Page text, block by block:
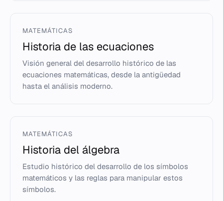
MATEMÁTICAS
Historia de las ecuaciones
Visión general del desarrollo histórico de las
ecuaciones matemáticas, desde la antigüedad
hasta el análisis moderno.
MATEMÁTICAS
Historia del álgebra
Estudio histórico del desarrollo de los símbolos
matemáticos y las reglas para manipular estos
símbolos.